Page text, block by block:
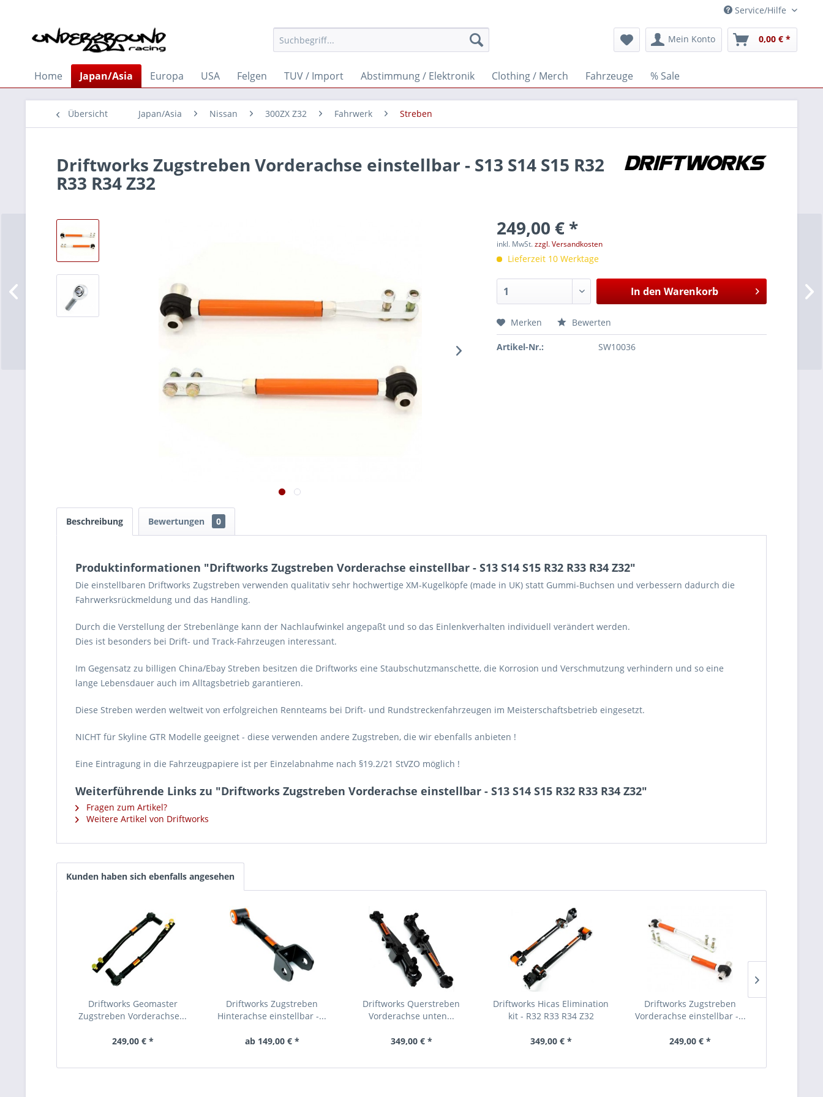
Service/Hilfe
Mein Konto 0,00 € *
Home Japan/Asia Europa USA Felgen TUV / Import Abstimmung / Elektronik Clothing / Merch Fahrzeuge % Sale
Übersicht Japan/Asia Nissan 300ZX Z32 Fahrwerk Streben
Driftworks Zugstreben Vorderachse einstellbar - S13 S14 S15 R32
R33 R34 Z32
249,00 € *
inkl. MwSt.zzgl. Versandkosten
Lieferzeit 10 Werktage
In den Warenkorb
Merken Bewerten
Artikel-Nr.: SW10036
Beschreibung Bewertungen 0
Produktinformationen "Driftworks Zugstreben Vorderachse einstellbar - S13 S14 S15 R32 R33 R34 Z32"
Die einstellbaren Driftworks Zugstreben verwenden qualitativ sehr hochwertige XM-Kugelköpfe (made in UK) statt Gummi-Buchsen und verbessern dadurch die
Fahrwerksrückmeldung und das Handling.
Durch die Verstellung der Strebenlänge kann der Nachlaufwinkel angepaßt und so das Einlenkverhalten individuell verändert werden.
Dies ist besonders bei Drift- und Track-Fahrzeugen interessant.
Im Gegensatz zu billigen China/Ebay Streben besitzen die Driftworks eine Staubschutzmanschette, die Korrosion und Verschmutzung verhindern und so eine
lange Lebensdauer auch im Alltagsbetrieb garantieren.
Diese Streben werden weltweit von erfolgreichen Rennteams bei Drift- und Rundstreckenfahrzeugen im Meisterschaftsbetrieb eingesetzt.
NICHT für Skyline GTR Modelle geeignet - diese verwenden andere Zugstreben, die wir ebenfalls anbieten !
Eine Eintragung in die Fahrzeugpapiere ist per Einzelabnahme nach §19.2/21 StVZO möglich !
Weiterführende Links zu "Driftworks Zugstreben Vorderachse einstellbar - S13 S14 S15 R32 R33 R34 Z32"
Fragen zum Artikel?
Weitere Artikel von Driftworks
Kunden haben sich ebenfalls angesehen
Driftworks Geomaster
Zugstreben Vorderachse...
249,00 € *
Driftworks Zugstreben
Hinterachse einstellbar -...
ab 149,00 € *
Driftworks Querstreben
Vorderachse unten...
349,00 € *
Driftworks Hicas Elimination
kit - R32 R33 R34 Z32
349,00 € *
Driftworks Zugstreben
Vorderachse einstellbar -...
249,00 € *